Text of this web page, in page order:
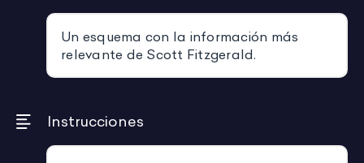
Un esquema con la información más
relevante de Scott Fitzgerald.
Instrucciones